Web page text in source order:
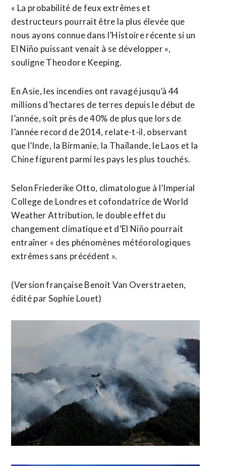
« La probabilité de feux extrêmes et
destructeurs pourrait être la plus élevée que
nous ayons connue dans l’Histoire récente si un
El Niño puissant venait à se développer »,
souligne Theodore Keeping.
En Asie, les incendies ont ravagé jusqu’à 44
millions d’hectares de terres depuis le début de
l’année, soit près de 40% de plus que lors de
l’année record de 2014, relate-t-il, observant
que l’Inde, ⁠la Birmanie, la Thaïlande, le Laos et la
Chine figurent parmi les pays les plus touchés.
Selon Friederike Otto, climatologue à l’Imperial
College de Londres et cofondatrice de World
Weather Attribution, le double effet du ​
changement climatique et d’El Niño pourrait
entraîner « des phénomènes météorologiques
extrêmes sans précédent ».
(Version ​française Benoit Van Overstraeten,
édité par Sophie Louet)